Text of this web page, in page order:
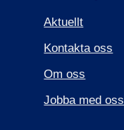
Aktuellt
Kontakta oss
Om oss
Jobba med oss